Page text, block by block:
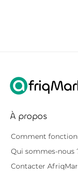
À propos
Comment
Qui sommes-nous
Contacter